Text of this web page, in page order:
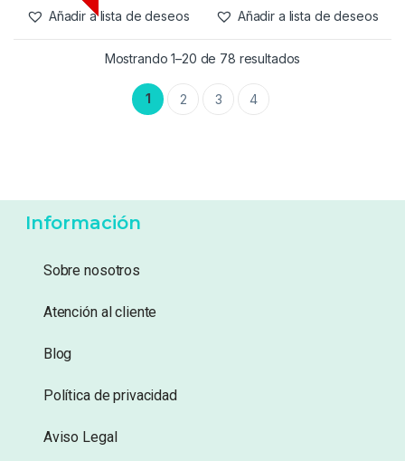
Añadir a lista de deseos Añadir a lista de deseos
Mostrando 1–20 de 78 resultados
1 2 3 4
Información
Sobre nosotros
Atención al cliente
Blog
Política de privacidad
Aviso Legal